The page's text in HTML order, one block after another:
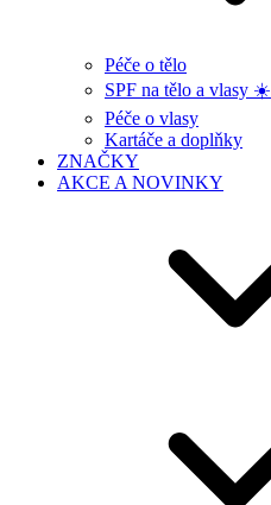
Péče o tělo
SPF na tělo a vlasy ☀️
Péče o vlasy
Kartáče a doplňky
ZNAČKY
AKCE A NOVINKY